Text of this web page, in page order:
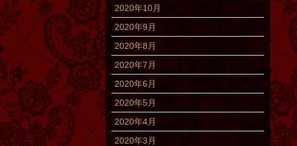
2020年10月
2020年9月
2020年8月
2020年7月
2020年6月
2020年5月
2020年4月
2020年3月